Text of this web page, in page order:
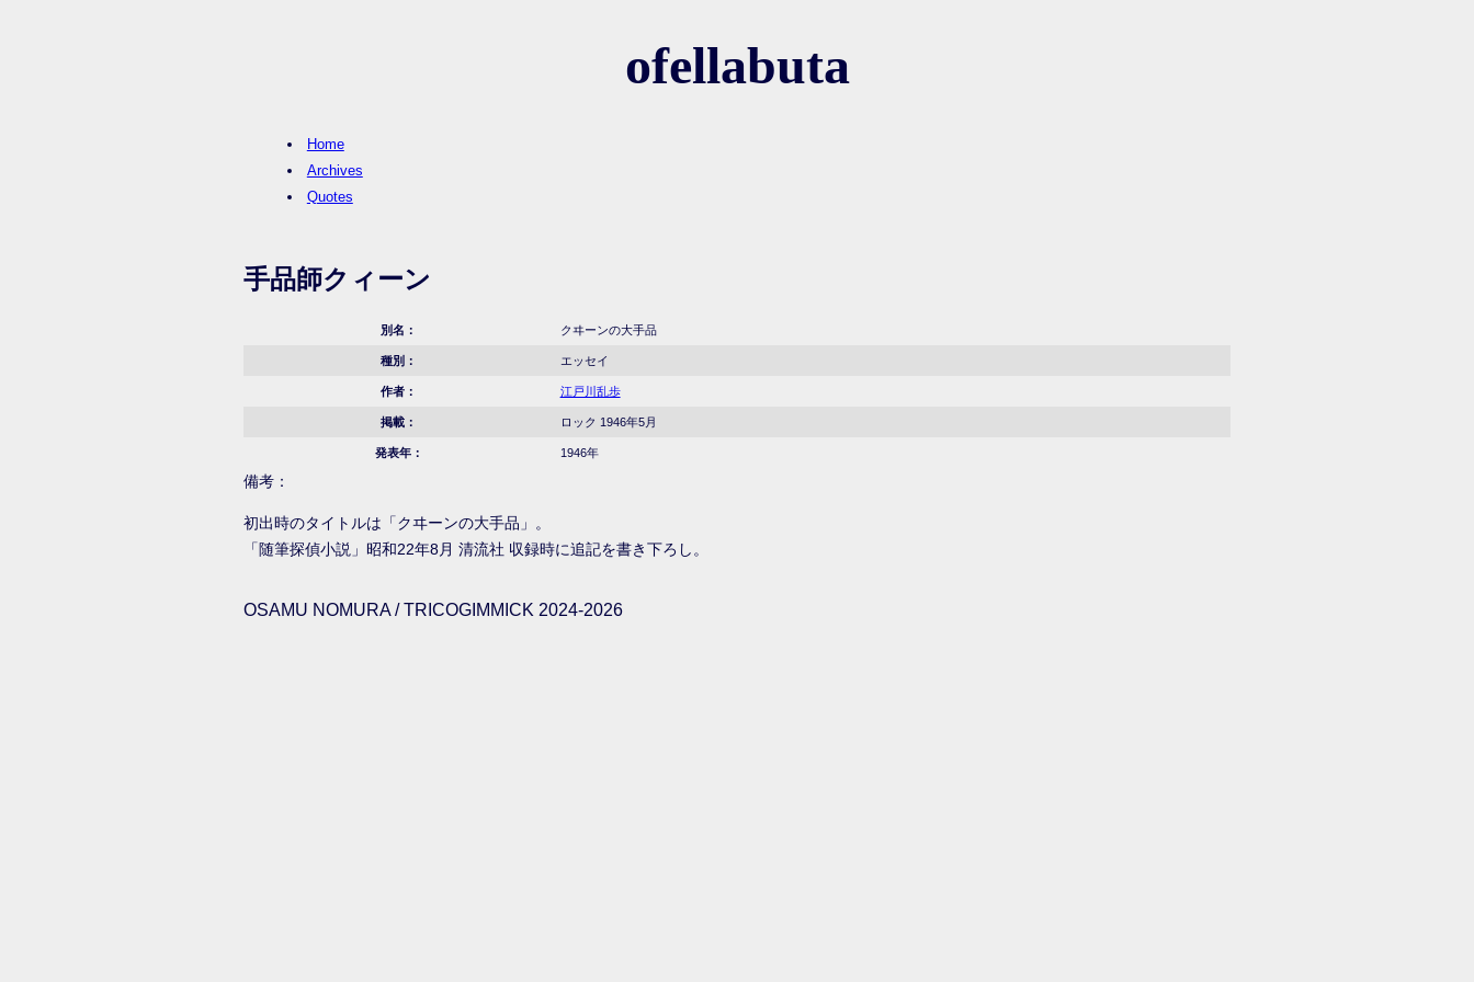
ofellabuta
Home
Archives
Quotes
手品師クィーン
別名： クヰーンの大手品
種別： エッセイ
作者： 江戸川乱歩
掲載： ロック 1946年5月
発表年： 1946年
備考：
初出時のタイトルは「クヰーンの大手品」。
「随筆探偵小説」昭和22年8月 清流社 収録時に追記を書き下ろし。
OSAMU NOMURA / TRICOGIMMICK 2024-2026